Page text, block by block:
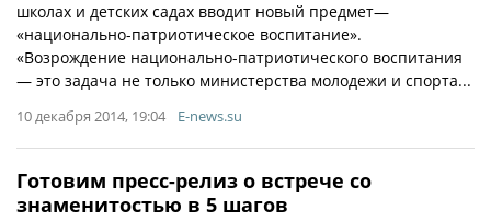
школах и детских садах вводит новый предмет—
«национально-патриотическое воспитание».
«Возрождение национально-патриотического воспитания
— это задача не только министерства молодежи и спорта...
10 декабря 2014, 19:04 E-news.su
Готовим пресс-релиз о встрече со
знаменитостью в 5 шагов